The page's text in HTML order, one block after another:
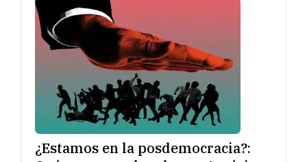
¿Estamos en la posdemocracia?: